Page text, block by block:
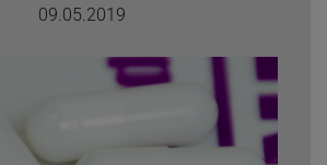
09.05.2019